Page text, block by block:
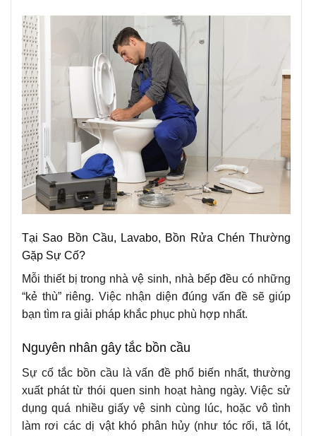
Tại Sao Bồn Cầu, Lavabo, Bồn Rửa Chén Thường
Gặp Sự Cố?
Mỗi thiết bị trong nhà vệ sinh, nhà bếp đều có những
“kẻ thù” riêng. Việc nhận diện đúng vấn đề sẽ giúp
bạn tìm ra giải pháp khắc phục phù hợp nhất.
Nguyên nhân gây tắc bồn cầu
Sự cố tắc bồn cầu là vấn đề phổ biến nhất, thường
xuất phát từ thói quen sinh hoạt hàng ngày. Việc sử
dụng quá nhiều giấy vệ sinh cùng lúc, hoặc vô tình
làm rơi các dị vật khó phân hủy (như tóc rối, tã lót,